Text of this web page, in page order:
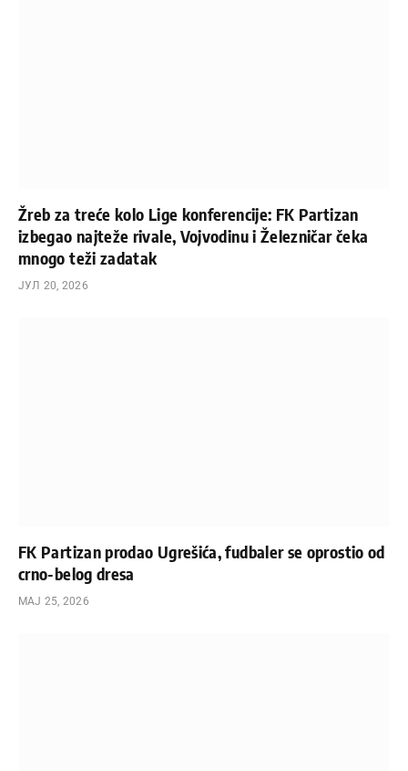
Žreb za treće kolo Lige konferencije: FK Partizan
izbegao najteže rivale, Vojvodinu i Železničar čeka
mnogo teži zadatak
ЈУЛ 20, 2026
FK Partizan prodao Ugrešića, fudbaler se oprostio od
crno-belog dresa
МАЈ 25, 2026